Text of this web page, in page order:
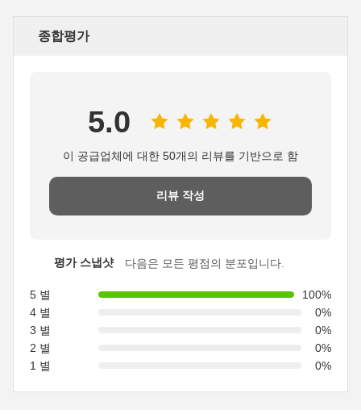
종합평가
5.0
이 공급업체에 대한 50개의 리뷰를 기반으로 함
리뷰 작성
평가 스냅샷 다음은 모든 평점의 분포입니다.
5 별
100%
4 별
0%
3 별
0%
2 별
0%
1 별
0%